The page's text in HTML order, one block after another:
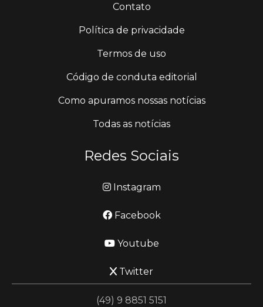
Contato
Política de privacidade
Termos de uso
Código de conduta editorial
Como apuramos nossas notícias
Todas as notícias
Redes Sociais
Instagram
Facebook
Youtube
Twitter
(49) 9 8851 5151